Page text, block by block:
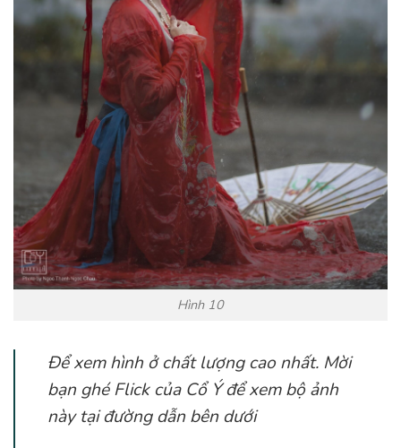
Hình 10
Để xem hình ở chất lượng cao nhất. Mời
bạn ghé Flick của Cổ Ý để xem bộ ảnh
này tại đường dẫn bên dưới